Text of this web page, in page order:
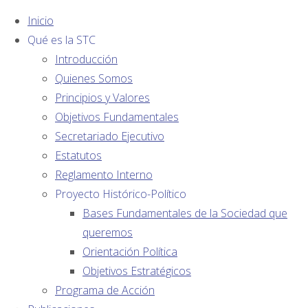
Inicio
Qué es la STC
Introducción
Quienes Somos
Principios y Valores
Objetivos Fundamentales
Secretariado Ejecutivo
Estatutos
Reglamento Interno
Proyecto Histórico-Político
Bases Fundamentales de la Sociedad que
queremos
Orientación Política
Objetivos Estratégicos
Programa de Acción
Noticias
El Papa
Francisco
Sindicatos
AFILIADOS: